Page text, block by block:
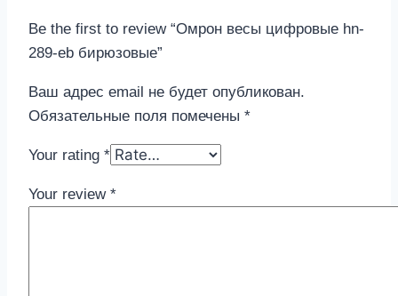
Be the first to review “Омрон весы цифровые hn-
289-eb бирюзовые”
Ваш адрес email не будет опубликован.
Обязательные поля помечены *
Your rating *
Your review *